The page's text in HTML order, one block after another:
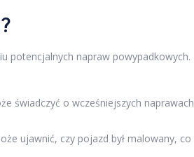
potencjalnych napraw powypadkowych.
świadczyć o wcześniejszych naprawach
ujawnić, czy pojazd był malowany, co